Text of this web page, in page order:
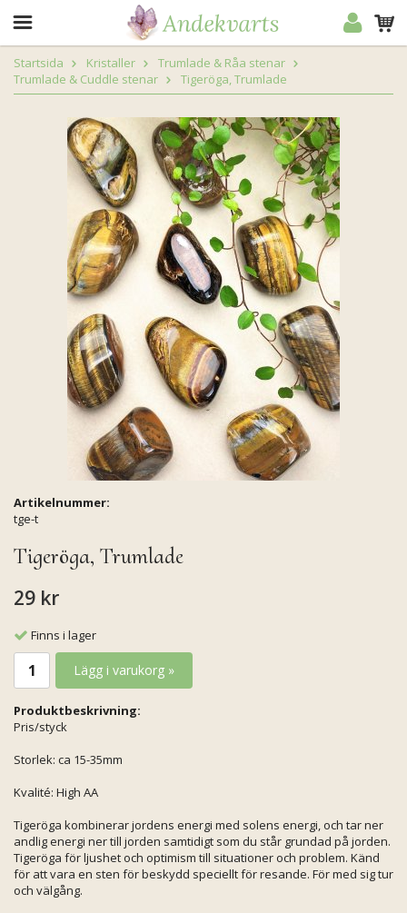
Startsida Kristaller
Trumlade & Råa stenar
Trumlade & Cuddle stenar
Tigeröga, Trumlade
Artikelnummer:
tge-t
Tigeröga, Trumlade
29 kr
Finns i lager
Lägg i varukorg »
Produktbeskrivning:
Pris/styck
Storlek: ca 15-35mm
Kvalité: High AA
Tigeröga kombinerar jordens energi med solens energi, och tar ner
andlig energi ner till jorden samtidigt som du står grundad på jorden.
Tigeröga för ljushet och optimism till situationer och problem. Känd
för att vara en sten för beskydd speciellt för resande. För med sig tur
och välgång.